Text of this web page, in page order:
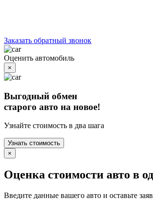
Заказать обратный звонок
Оценить автомобиль
×
Выгодный обмен
старого авто на новое!
Узнайте стоимость в два шага
Узнать стоимость
×
Оценка стоимости авто в
Введите данные вашего авто и оставьте